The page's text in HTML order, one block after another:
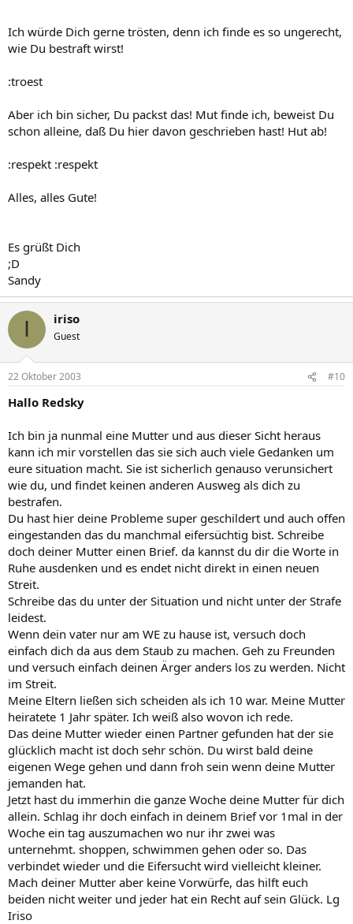
Ich würde Dich gerne trösten, denn ich finde es so ungerecht,
wie Du bestraft wirst!
:troest
Aber ich bin sicher, Du packst das! Mut finde ich, beweist Du
schon alleine, daß Du hier davon geschrieben hast! Hut ab!
:respekt :respekt
Alles, alles Gute!
Es grüßt Dich
;D
Sandy
I iriso
Guest
22 Oktober 2003 #10
Hallo Redsky
Ich bin ja nunmal eine Mutter und aus dieser Sicht heraus
kann ich mir vorstellen das sie sich auch viele Gedanken um
eure situation macht. Sie ist sicherlich genauso verunsichert
wie du, und findet keinen anderen Ausweg als dich zu
bestrafen.
Du hast hier deine Probleme super geschildert und auch offen
eingestanden das du manchmal eifersüchtig bist. Schreibe
doch deiner Mutter einen Brief. da kannst du dir die Worte in
Ruhe ausdenken und es endet nicht direkt in einen neuen
Streit.
Schreibe das du unter der Situation und nicht unter der Strafe
leidest.
Wenn dein vater nur am WE zu hause ist, versuch doch
einfach dich da aus dem Staub zu machen. Geh zu Freunden
und versuch einfach deinen Ärger anders los zu werden. Nicht
im Streit.
Meine Eltern ließen sich scheiden als ich 10 war. Meine Mutter
heiratete 1 Jahr später. Ich weiß also wovon ich rede.
Das deine Mutter wieder einen Partner gefunden hat der sie
glücklich macht ist doch sehr schön. Du wirst bald deine
eigenen Wege gehen und dann froh sein wenn deine Mutter
jemanden hat.
Jetzt hast du immerhin die ganze Woche deine Mutter für dich
allein. Schlag ihr doch einfach in deinem Brief vor 1mal in der
Woche ein tag auszumachen wo nur ihr zwei was
unternehmt. shoppen, schwimmen gehen oder so. Das
verbindet wieder und die Eifersucht wird vielleicht kleiner.
Mach deiner Mutter aber keine Vorwürfe, das hilft euch
beiden nicht weiter und jeder hat ein Recht auf sein Glück. Lg
Iriso